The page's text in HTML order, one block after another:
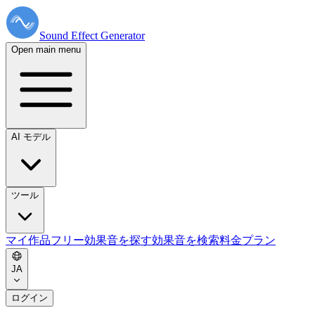
Sound Effect Generator
Open main menu
AI モデル
ツール
マイ作品フリー効果音を探す効果音を検索料金プラン
JA
ログイン